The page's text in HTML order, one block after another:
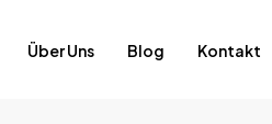
Über Uns Blog Kontakt